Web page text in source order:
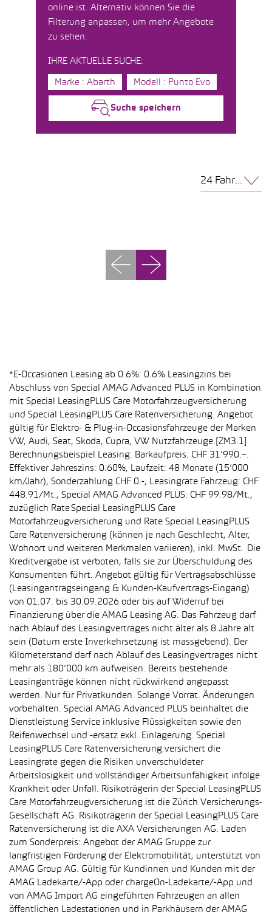
online ist. Alternativ können Sie die
Filterung anpassen, um mehr Angebote
zu sehen.
IHRE AKTUELLE SUCHE:
Marke : Abarth Modell : Punto Evo
Suche speichern
24 Fahrzeuge pro Seite
*E-Occasionen Leasing ab 0.6%: 0.6% Leasingzins bei
Abschluss von Special AMAG Advanced PLUS in Kombination
mit Special LeasingPLUS Care Motorfahrzeugversicherung
und Special LeasingPLUS Care Ratenversicherung. Angebot
gültig für Elektro- & Plug-in-Occasionsfahrzeuge der Marken
VW, Audi, Seat, Skoda, Cupra, VW Nutzfahrzeuge.[ZM3.1]
Berechnungsbeispiel Leasing: Barkaufpreis: CHF 31’990.–.
Effektiver Jahreszins: 0.60%, Laufzeit: 48 Monate (15’000
km/Jahr), Sonderzahlung CHF 0.-, Leasingrate Fahrzeug: CHF
448.91/Mt., Special AMAG Advanced PLUS: CHF 99.98/Mt.,
zuzüglich Rate Special LeasingPLUS Care
Motorfahrzeugversicherung und Rate Special LeasingPLUS
Care Ratenversicherung (können je nach Geschlecht, Alter,
Wohnort und weiteren Merkmalen variieren), inkl. MwSt. Die
Kreditvergabe ist verboten, falls sie zur Überschuldung des
Konsumenten führt. Angebot gültig für Vertragsabschlüsse
(Leasingantragseingang & Kunden-Kaufvertrags-Eingang)
von 01.07. bis 30.09.2026 oder bis auf Widerruf bei
Finanzierung über die AMAG Leasing AG. Das Fahrzeug darf
nach Ablauf des Leasingvertrages nicht älter als 8 Jahre alt
sein (Datum erste Inverkehrsetzung ist massgebend). Der
Kilometerstand darf nach Ablauf des Leasingvertrages nicht
mehr als 180’000 km aufweisen. Bereits bestehende
Leasinganträge können nicht rückwirkend angepasst
werden. Nur für Privatkunden. Solange Vorrat. Änderungen
vorbehalten. Special AMAG Advanced PLUS beinhaltet die
Dienstleistung Service inklusive Flüssigkeiten sowie den
Reifenwechsel und -ersatz exkl. Einlagerung. Special
LeasingPLUS Care Ratenversicherung versichert die
Leasingrate gegen die Risiken unverschuldeter
Arbeitslosigkeit und vollständiger Arbeitsunfähigkeit infolge
Krankheit oder Unfall. Risikoträgerin der Special LeasingPLUS
Care Motorfahrzeugversicherung ist die Zürich Versicherungs-
Gesellschaft AG. Risikoträgerin der Special LeasingPLUS Care
Ratenversicherung ist die AXA Versicherungen AG. Laden
zum Sonderpreis: Angebot der AMAG Gruppe zur
langfristigen Förderung der Elektromobilität, unterstützt von
AMAG Group AG. Gültig für Kundinnen und Kunden mit der
AMAG Ladekarte/-App oder chargeOn-Ladekarte/-App und
von AMAG Import AG eingeführten Fahrzeugen an allen
öffentlichen Ladestationen und in Parkhäusern der AMAG